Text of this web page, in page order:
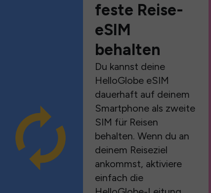
feste Reise-
eSIM
behalten
Du kannst deine
HelloGlobe eSIM
dauerhaft auf deinem
Smartphone als zweite
SIM für Reisen
behalten. Wenn du an
deinem Reiseziel
ankommst, aktiviere
einfach die